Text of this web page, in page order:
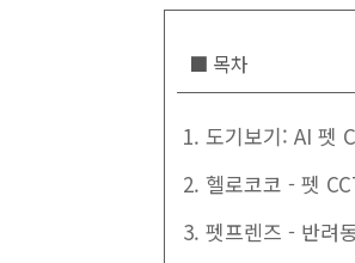
■ 목차
1. 도기보기: AI 펫
2. 헬로코코 - 펫
3. 펫프렌즈 - 반려